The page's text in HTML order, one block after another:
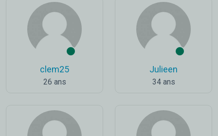
clem25
26 ans
Julieen
34 ans